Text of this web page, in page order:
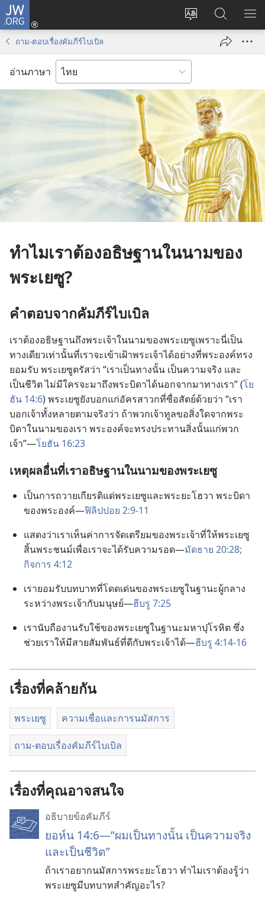
JW.ORG
เปลี่ยน
เข้า
(เปิด
ใหม่)
ค้นหา
ใน
JW.ORG
แส
ถาม-ตอบเรื่องคัมภีร์ไบเบิล
อ่านภาษา
ทำไมเราต้องอธิษฐานในนามของ
พระเยซู?
คำ​ตอบ​จาก​คัมภีร์​ไบเบิล
เรา​ต้อง​อธิษฐาน​ถึง​พระเจ้า​ใน​นาม​ของ​พระ​เยซู​เพราะ​นี่​เป็น​
ทาง​เดียว​เท่า​นั้น​ที่​เรา​จะ​เข้า​เฝ้า​พระเจ้า​ได้​อย่าง​ที่​พระองค์​ทรง​
ยอม​รับ พระ​เยซู​ตรัส​ว่า “เรา​เป็น​ทาง​นั้น เป็น​ความ​จริง และ​
เป็น​ชีวิต ไม่​มี​ใคร​จะ​มา​ถึง​พระ​บิดา​ได้​นอก​จาก​มา​ทาง​เรา” (โย
ฮัน 14:6) พระ​เยซู​ยัง​บอก​แก่​อัครสาวก​ที่​ซื่อ​สัตย์​ด้วย​ว่า “เรา​
บอก​เจ้า​ทั้ง​หลาย​ตาม​จริง​ว่า ถ้า​พวก​เจ้า​ทูล​ขอ​สิ่ง​ใด​จาก​พระ​
บิดา​ใน​นาม​ของ​เรา พระองค์​จะ​ทรง​ประทาน​สิ่ง​นั้น​แก่​พวก​
เจ้า”—โยฮัน 16:23
เหตุ​ผล​อื่น​ที่​เรา​อธิษฐาน​ใน​นาม​ของ​พระ​เยซู
เป็น​การ​ถวาย​เกียรติ​แด่​พระ​เยซู​และ​พระ​ยะโฮวา พระ​บิดา​
ของ​พระองค์—ฟิลิปปอย 2:9-11
แสดง​ว่า​เรา​เห็น​ค่า​การ​จัด​เตรียม​ของ​พระเจ้า​ที่​ให้​พระ​เยซู​
สิ้น​พระ​ชนม์​เพื่อ​เรา​จะ​ได้​รับ​ความ​รอด—มัดธาย 20:28;
กิจการ 4:12
เรา​ยอม​รับ​บทบาท​ที่​โดด​เด่น​ของ​พระ​เยซู​ใน​ฐานะ​ผู้​กลาง​
ระหว่าง​พระเจ้า​กับ​มนุษย์—ฮีบรู 7:25
เรา​นับถือ​งาน​รับใช้​ของ​พระ​เยซู​ใน​ฐานะ​มหา​ปุโรหิต ซึ่ง​
ช่วย​เรา​ให้​มี​สาย​สัมพันธ์​ที่​ดี​กับ​พระเจ้า​ได้—ฮีบรู 4:14-16
เรื่องที่คล้ายกัน
พระเยซู ความเชื่อและการนมัสการ
ถาม-ตอบเรื่องคัมภีร์ไบเบิล
เรื่องที่คุณอาจสนใจ
อธิบายข้อคัมภีร์
ยอห์น 14:6—“ผมเป็นทางนั้น เป็นความจริง
และเป็นชีวิต”
ถ้าเราอยากนมัสการพระยะโฮวา ทำไมเราต้องรู้ว่า
พระเยซูมีบทบาทสำคัญอะไร?